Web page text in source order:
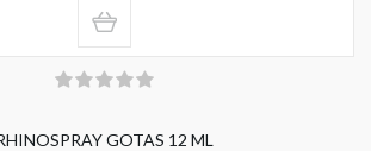
GOTAS 12 ML